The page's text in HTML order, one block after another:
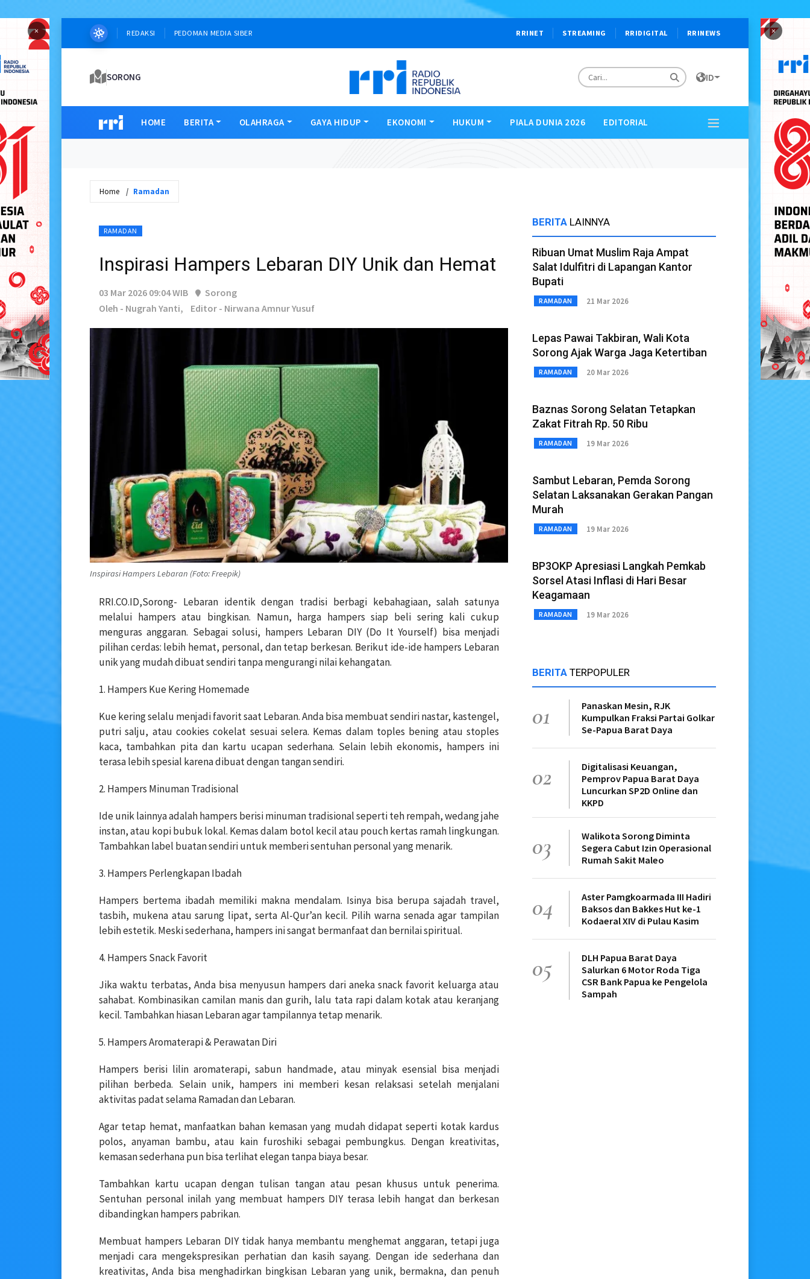
× ×
REDAKSI PEDOMAN MEDIA SIBER RRINET STREAMING RRIDIGITAL RRINEWS
SORONG ID
HOME BERITA OLAHRAGA GAYA HIDUP EKONOMI HUKUM PIALA DUNIA 2026 EDITORIAL
Home Ramadan
RAMADAN
Inspirasi Hampers Lebaran DIY Unik dan Hemat
03 Mar 2026 09:04 WIB
Sorong
Oleh - Nugrah Yanti,
Editor - Nirwana Amnur Yusuf
Inspirasi Hampers Lebaran (Foto: Freepik)
RRI.CO.ID,Sorong- Lebaran identik dengan tradisi berbagi kebahagiaan, salah satunya
melalui hampers atau bingkisan. Namun, harga hampers siap beli sering kali cukup
menguras anggaran. Sebagai solusi, hampers Lebaran DIY (Do It Yourself) bisa menjadi
pilihan cerdas: lebih hemat, personal, dan tetap berkesan. Berikut ide-ide hampers Lebaran
unik yang mudah dibuat sendiri tanpa mengurangi nilai kehangatan.
1. Hampers Kue Kering Homemade
Kue kering selalu menjadi favorit saat Lebaran. Anda bisa membuat sendiri nastar, kastengel,
putri salju, atau cookies cokelat sesuai selera. Kemas dalam toples bening atau stoples
kaca, tambahkan pita dan kartu ucapan sederhana. Selain lebih ekonomis, hampers ini
terasa lebih spesial karena dibuat dengan tangan sendiri.
2. Hampers Minuman Tradisional
Ide unik lainnya adalah hampers berisi minuman tradisional seperti teh rempah, wedang jahe
instan, atau kopi bubuk lokal. Kemas dalam botol kecil atau pouch kertas ramah lingkungan.
Tambahkan label buatan sendiri untuk memberi sentuhan personal yang menarik.
3. Hampers Perlengkapan Ibadah
Hampers bertema ibadah memiliki makna mendalam. Isinya bisa berupa sajadah travel,
tasbih, mukena atau sarung lipat, serta Al-Qur’an kecil. Pilih warna senada agar tampilan
lebih estetik. Meski sederhana, hampers ini sangat bermanfaat dan bernilai spiritual.
4. Hampers Snack Favorit
Jika waktu terbatas, Anda bisa menyusun hampers dari aneka snack favorit keluarga atau
sahabat. Kombinasikan camilan manis dan gurih, lalu tata rapi dalam kotak atau keranjang
kecil. Tambahkan hiasan Lebaran agar tampilannya tetap menarik.
5. Hampers Aromaterapi & Perawatan Diri
Hampers berisi lilin aromaterapi, sabun handmade, atau minyak esensial bisa menjadi
pilihan berbeda. Selain unik, hampers ini memberi kesan relaksasi setelah menjalani
aktivitas padat selama Ramadan dan Lebaran.
Agar tetap hemat, manfaatkan bahan kemasan yang mudah didapat seperti kotak kardus
polos, anyaman bambu, atau kain furoshiki sebagai pembungkus. Dengan kreativitas,
kemasan sederhana pun bisa terlihat elegan tanpa biaya besar.
Tambahkan kartu ucapan dengan tulisan tangan atau pesan khusus untuk penerima.
Sentuhan personal inilah yang membuat hampers DIY terasa lebih hangat dan berkesan
dibandingkan hampers pabrikan.
Membuat hampers Lebaran DIY tidak hanya membantu menghemat anggaran, tetapi juga
menjadi cara mengekspresikan perhatian dan kasih sayang. Dengan ide sederhana dan
kreativitas, Anda bisa menghadirkan bingkisan Lebaran yang unik, bermakna, dan penuh
BERITA LAINNYA
Ribuan Umat Muslim Raja Ampat
Salat Idulfitri di Lapangan Kantor
Bupati
RAMADAN 21 Mar 2026
Lepas Pawai Takbiran, Wali Kota
Sorong Ajak Warga Jaga Ketertiban
RAMADAN 20 Mar 2026
Baznas Sorong Selatan Tetapkan
Zakat Fitrah Rp. 50 Ribu
RAMADAN 19 Mar 2026
Sambut Lebaran, Pemda Sorong
Selatan Laksanakan Gerakan Pangan
Murah
RAMADAN 19 Mar 2026
BP3OKP Apresiasi Langkah Pemkab
Sorsel Atasi Inflasi di Hari Besar
Keagamaan
RAMADAN 19 Mar 2026
BERITA TERPOPULER
01
Panaskan Mesin, RJK
Kumpulkan Fraksi Partai Golkar
Se-Papua Barat Daya
02
Digitalisasi Keuangan,
Pemprov Papua Barat Daya
Luncurkan SP2D Online dan
KKPD
03
Walikota Sorong Diminta
Segera Cabut Izin Operasional
Rumah Sakit Maleo
04
Aster Pamgkoarmada III Hadiri
Baksos dan Bakkes Hut ke-1
Kodaeral XIV di Pulau Kasim
05
DLH Papua Barat Daya
Salurkan 6 Motor Roda Tiga
CSR Bank Papua ke Pengelola
Sampah